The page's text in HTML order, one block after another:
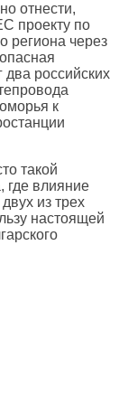
отнести,
проекту по
региона через
два российских
к
такой
где влияние
из трех
настоящей